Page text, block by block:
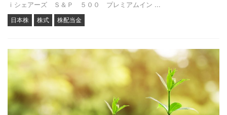
ｉシェアーズ Ｓ＆Ｐ ５００ プレミアムイン ...
日本株 株式 株配当金